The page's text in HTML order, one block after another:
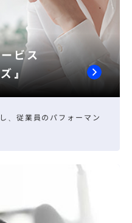
ビス
』
、従業員のパフォーマン